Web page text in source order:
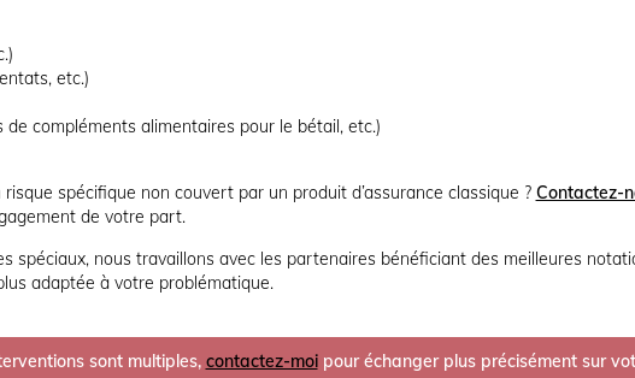
etc.)
compléments alimentaires pour le bétail, etc.)
spécifique non couvert par un produit d’assurance classique ? Contactez-
de votre part.
spéciaux, nous travaillons avec les partenaires bénéficiant des meilleures
adaptée à votre problématique.
sont multiples, contactez-moipour échanger plus précisément sur